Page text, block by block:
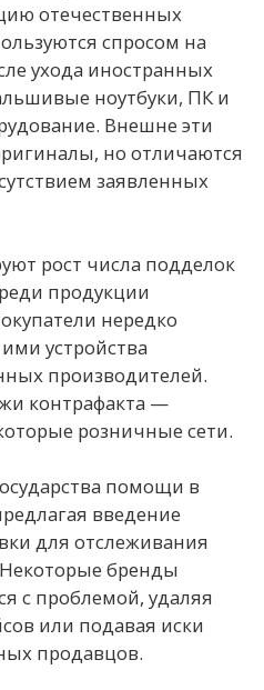
отечественных
спросом на
ухода иностранных
ноутбуки, ПК и
Внешне эти
но отличаются
заявленных
рост числа подделок
продукции
нередко
устройства
производителей.
контрафакта —
розничные сети.
помощи в
введение
для отслеживания
бренды
с проблемой, удаляя
или подавая иски
продавцов.